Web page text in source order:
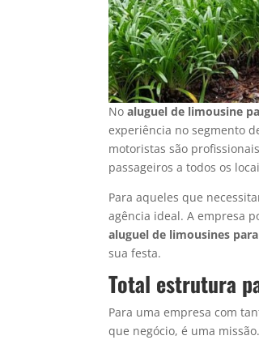
Noaluguel de limousine
experiência no segmento
motoristas são
passageiros a todos os
Para aqueles que
agência ideal. A empresa
aluguel de limousines
sua festa.
Total estrutura
Para uma empresa com
que negócio, é uma